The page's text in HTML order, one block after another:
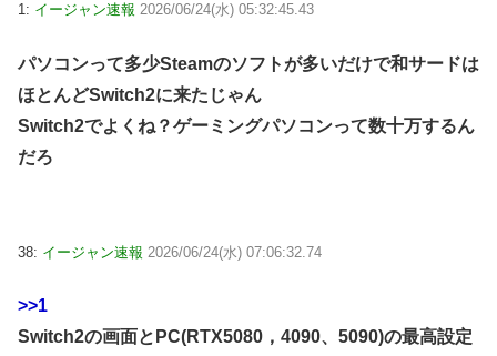
1: イージャン速報 2026/06/24(水) 05:32:45.43
パソコンって多少Steamのソフトが多いだけで和サードは
ほとんどSwitch2に来たじゃん
Switch2でよくね？ゲーミングパソコンって数十万するん
だろ
38: イージャン速報 2026/06/24(水) 07:06:32.74
>>1
Switch2の画面とPC(RTX5080，4090、5090)の最高設定